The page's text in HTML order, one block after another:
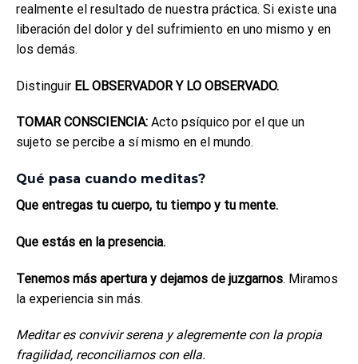
realmente el resultado de nuestra práctica. Si existe una
liberación del dolor y del sufrimiento en uno mismo y en
los demás.
Distinguir EL OBSERVADOR Y LO OBSERVADO.
TOMAR CONSCIENCIA: Acto psíquico por el que un
sujeto se percibe a sí mismo en el mundo.
Qué pasa cuando meditas?
Que entregas tu cuerpo, tu tiempo y tu mente.
Que estás en la presencia.
Tenemos más apertura y dejamos de juzgarnos. Miramos
la experiencia sin más.
Meditar es convivir serena y alegremente con la propia
fragilidad, reconciliarnos con ella.